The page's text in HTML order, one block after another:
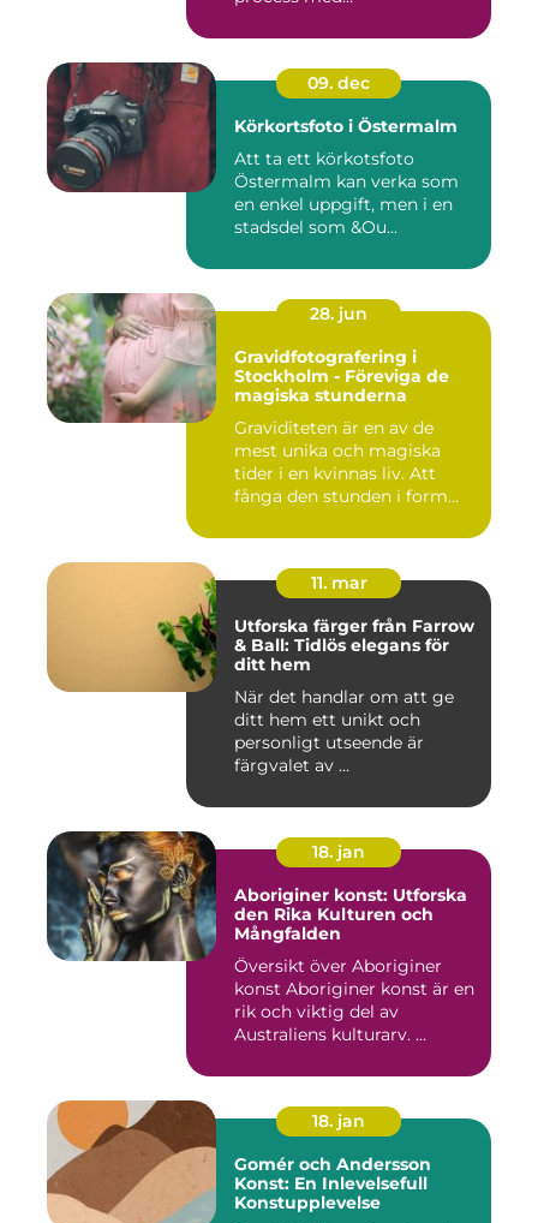
09. dec
Körkortsfoto i Östermalm
Att ta ett körkotsfoto
Östermalm kan verka som
en enkel uppgift, men i en
stadsdel som &Ou...
28. jun
Gravidfotografering i
Stockholm - Föreviga de
magiska stunderna
Graviditeten är en av de
mest unika och magiska
tider i en kvinnas liv. Att
fånga den stunden i form...
11. mar
Utforska färger från Farrow
& Ball: Tidlös elegans för
ditt hem
När det handlar om att ge
ditt hem ett unikt och
personligt utseende är
färgvalet av ...
18. jan
Aboriginer konst: Utforska
den Rika Kulturen och
Mångfalden
Översikt över Aboriginer
konst Aboriginer konst är en
rik och viktig del av
Australiens kulturarv. ...
18. jan
Gomér och Andersson
Konst: En Inlevelsefull
Konstupplevelse